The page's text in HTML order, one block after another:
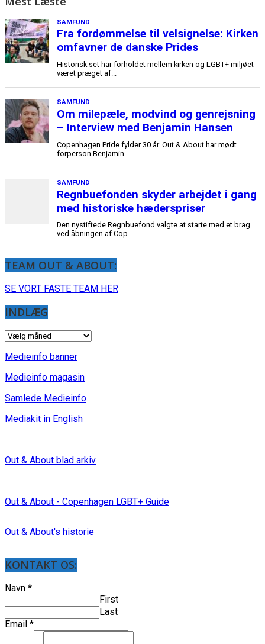
TEAM OUT & ABOUT:
SE VORT FASTE TEAM HER
INDLÆG
INDLÆG
Medieinfo banner
Medieinfo magasin
Samlede Medieinfo
Mediakit in English
Out & About blad arkiv
Out & About - Copenhagen LGBT+ Guide
Out & About's historie
KONTAKT OS:
Navn *
First
Last
Email *